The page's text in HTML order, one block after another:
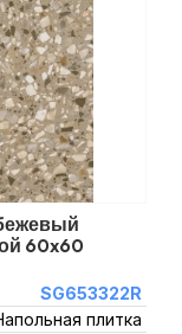
60x60
SG653322R
плитка